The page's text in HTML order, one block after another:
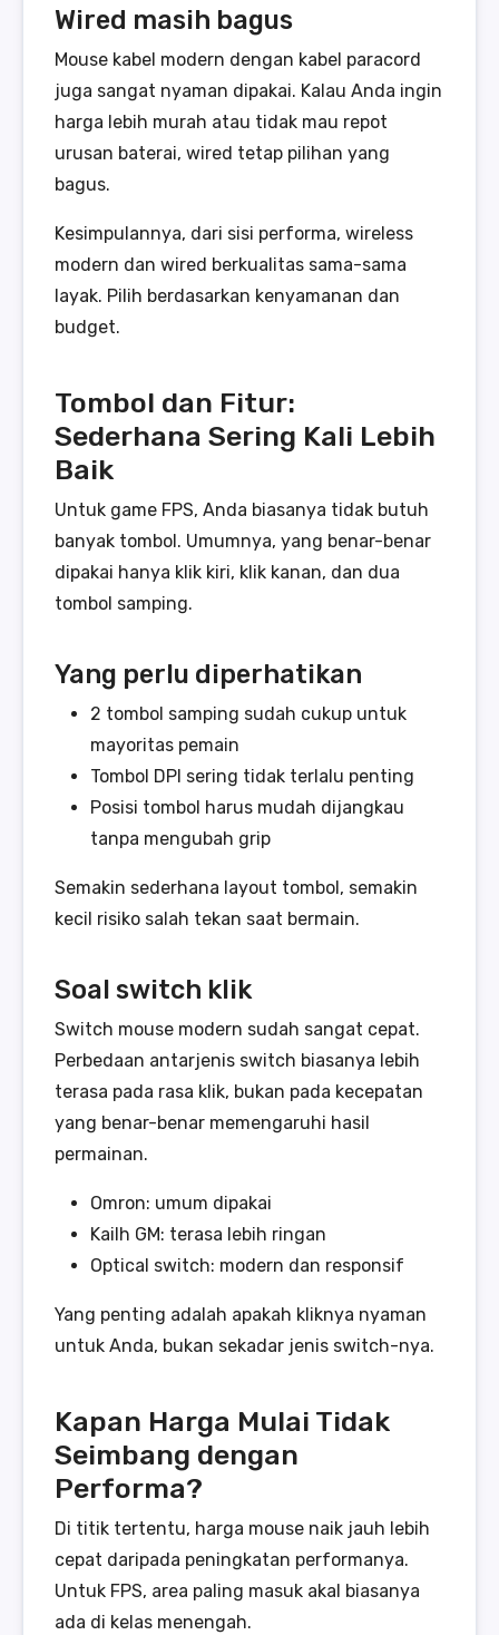
Wired masih bagus
Mouse kabel modern dengan kabel paracord
juga sangat nyaman dipakai. Kalau Anda ingin
harga lebih murah atau tidak mau repot
urusan baterai, wired tetap pilihan yang
bagus.
Kesimpulannya, dari sisi performa, wireless
modern dan wired berkualitas sama-sama
layak. Pilih berdasarkan kenyamanan dan
budget.
Tombol dan Fitur:
Sederhana Sering Kali Lebih
Baik
Untuk game FPS, Anda biasanya tidak butuh
banyak tombol. Umumnya, yang benar-benar
dipakai hanya klik kiri, klik kanan, dan dua
tombol samping.
Yang perlu diperhatikan
2 tombol samping sudah cukup untuk
mayoritas pemain
Tombol DPI sering tidak terlalu penting
Posisi tombol harus mudah dijangkau
tanpa mengubah grip
Semakin sederhana layout tombol, semakin
kecil risiko salah tekan saat bermain.
Soal switch klik
Switch mouse modern sudah sangat cepat.
Perbedaan antarjenis switch biasanya lebih
terasa pada rasa klik, bukan pada kecepatan
yang benar-benar memengaruhi hasil
permainan.
Omron: umum dipakai
Kailh GM: terasa lebih ringan
Optical switch: modern dan responsif
Yang penting adalah apakah kliknya nyaman
untuk Anda, bukan sekadar jenis switch-nya.
Kapan Harga Mulai Tidak
Seimbang dengan
Performa?
Di titik tertentu, harga mouse naik jauh lebih
cepat daripada peningkatan performanya.
Untuk FPS, area paling masuk akal biasanya
ada di kelas menengah.